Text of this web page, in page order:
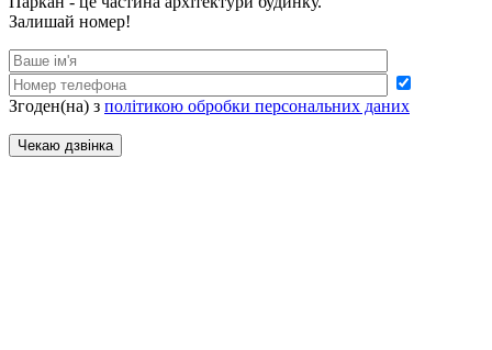
Залишай номер!
Згоден(на) з політикою обробки персональних даних